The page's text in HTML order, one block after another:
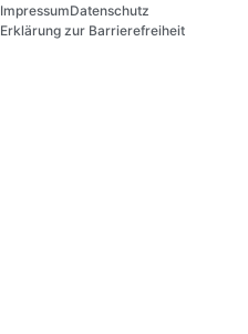
ImpressumDatenschutz
Erklärung zur Barrierefreiheit